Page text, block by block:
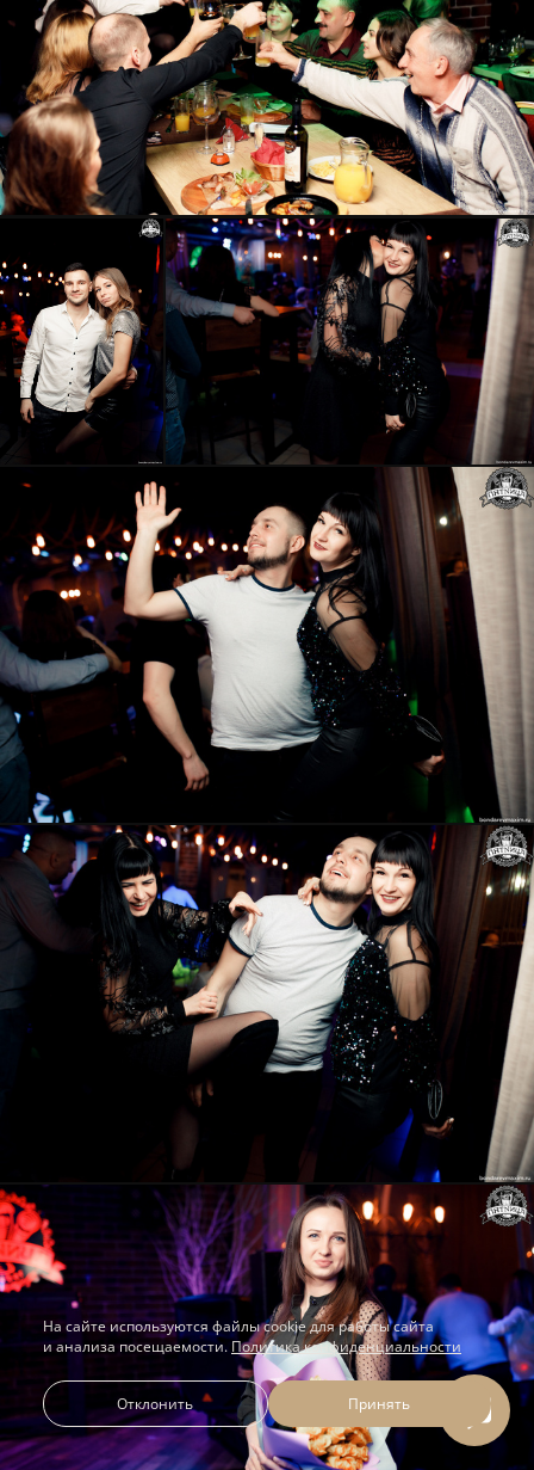
На сайте используются файлы cookie для работы сайта
и анализа посещаемости. Политика конфиденциальности
Отклонить Принять